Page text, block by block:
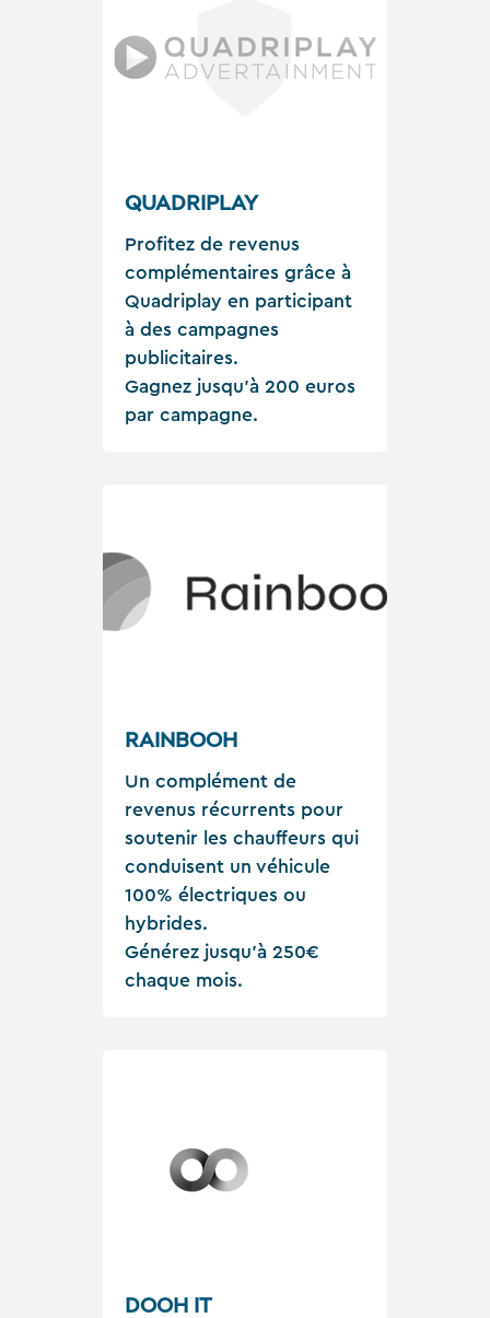
QUADRIPLAY
Profitez de revenus
complémentaires grâce à
Quadriplay en participant
à des campagnes
publicitaires.
Gagnez jusqu'à 200 euros
par campagne.
RAINBOOH
Un complément de
revenus récurrents pour
soutenir les chauffeurs qui
conduisent un véhicule
100% électriques ou
hybrides.
Générez jusqu'à 250€
chaque mois.
DOOH IT